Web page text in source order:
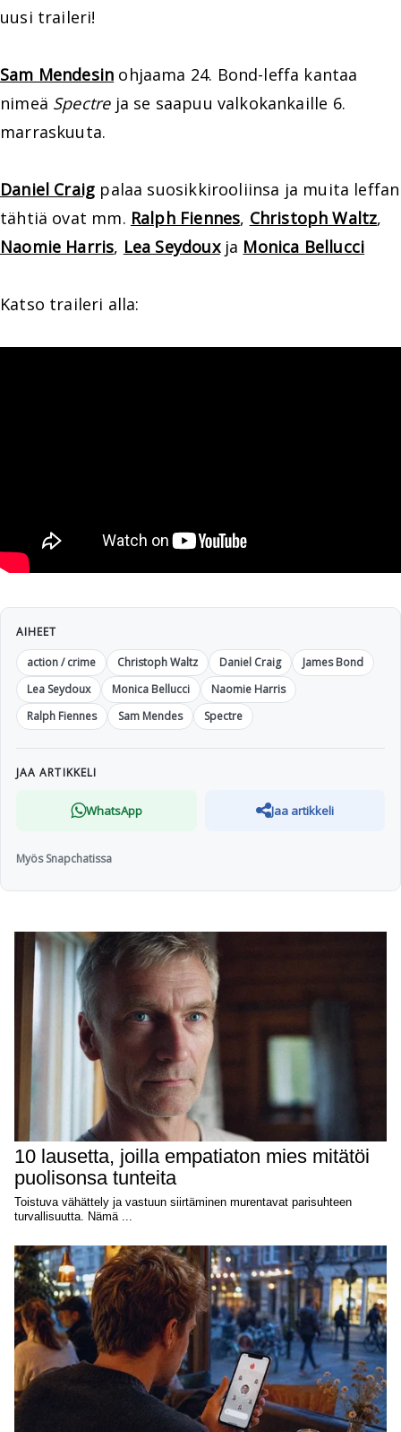
uusi traileri!
Sam Mendesin ohjaama 24. Bond-leffa kantaa
nimeä Spectreja se saapuu valkokankaille 6.
marraskuuta.
Daniel Craig palaa suosikkirooliinsa ja muita leffan
tähtiä ovat mm. Ralph Fiennes, Christoph Waltz,
Naomie Harris, Lea Seydouxja Monica Bellucci
Katso traileri alla:
AIHEET
action / crime
Christoph Waltz Daniel Craig
James Bond
Lea Seydoux
Monica Bellucci
Naomie Harris
Ralph Fiennes
Sam Mendes Spectre
JAA ARTIKKELI
WhatsApp Jaa artikkeli
Myös Snapchatissa